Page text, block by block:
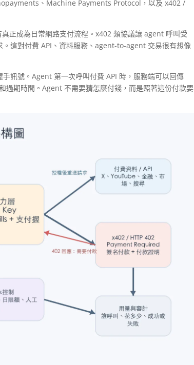
、Machine Payments Protocol，以及 x402 /
正成為日常網路支付流程。x402 類協議讓 agent 呼叫受
這對付費 API、資料服務、agent-to-agent 交易很有想像
訊號。Agent 第一次呼叫付費 API 時，服務端可以回傳
過期時間。Agent 不需要猜怎麼付錢，而是照著這份付款要